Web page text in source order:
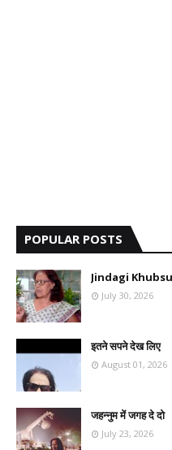
POPULAR POSTS
Jindagi
July 30, 2026
इतने सपने देख लिए
August 01, 2026
जहन्नुम में जगह दे दो
July 23, 2026